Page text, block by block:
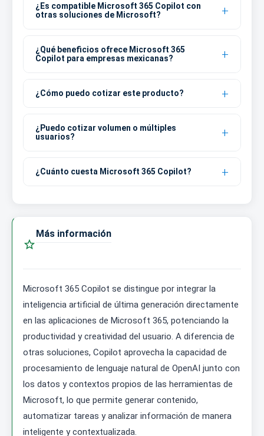
¿Es compatible Microsoft 365 Copilot con
otras soluciones de Microsoft?
¿Qué beneficios ofrece Microsoft 365
Copilot para empresas mexicanas?
¿Cómo puedo cotizar este producto?
¿Puedo cotizar volumen o múltiples
usuarios?
¿Cuánto cuesta Microsoft 365 Copilot?

Más información
Microsoft 365 Copilot se distingue por integrar la
inteligencia artificial de última generación directamente
en las aplicaciones de Microsoft 365, potenciando la
productividad y creatividad del usuario. A diferencia de
otras soluciones, Copilot aprovecha la capacidad de
procesamiento de lenguaje natural de OpenAI junto con
los datos y contextos propios de las herramientas de
Microsoft, lo que permite generar contenido,
automatizar tareas y analizar información de manera
inteligente y contextualizada.